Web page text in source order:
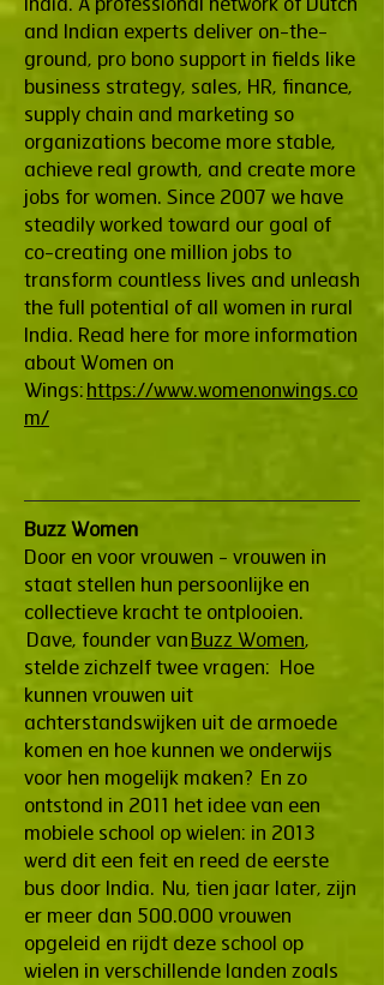
and Indian experts deliver on-the-
ground, pro bono support in fields like
business strategy, sales, HR, finance,
supply chain and marketing so
organizations become more stable,
achieve real growth, and create more
jobs for women. Since 2007 we have
steadily worked toward our goal of
co-creating one million jobs to
transform countless lives and unleash
the full potential of all women in rural
India. Read here for more information
about Women on
Wings:https://www.womenonwings.co
m/
Buzz Women
Door en voor vrouwen - vrouwen in
staat stellen hun persoonlijke en
collectieve kracht te ontplooien.
Dave, founder vanBuzz Women,
stelde zichzelf twee vragen: Hoe
kunnen vrouwen uit
achterstandswijken uit de armoede
komen en hoe kunnen we onderwijs
voor hen mogelijk maken? En zo
ontstond in 2011 het idee van een
mobiele school op wielen: in 2013
werd dit een feit en reed de eerste
bus door India. Nu, tien jaar later, zijn
er meer dan 500.000 vrouwen
opgeleid en rijdt deze school op
wielen in verschillende landen zoals